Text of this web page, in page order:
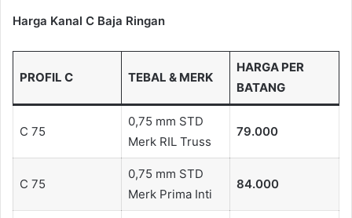
Harga Kanal C Baja Ringan
PROFIL C TEBAL & MERK
HARGA PER
BATANG
C 75
0,75 mm STD
Merk RIL Truss
79.000
C 75
0,75 mm STD
Merk Prima Inti
84.000